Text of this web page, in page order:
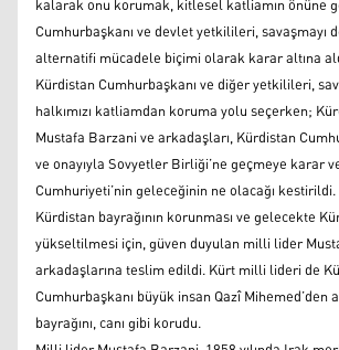
kalarak onu korumak, kitlesel katliamın önüne
Cumhurbaşkanı ve devlet yetkilileri, savaşmayı
alternatifi mücadele biçimi olarak karar altına
Kürdistan Cumhurbaşkanı ve diğer yetkilileri,
halkımızı katliamdan koruma yolu seçerken;
Mustafa Barzani ve arkadaşları, Kürdistan
ve onayıyla Sovyetler Birliği’ne geçmeye karar
Cumhuriyeti’nin geleceğinin ne olacağı
Kürdistan bayrağının korunması ve gelecekte
yükseltilmesi için, güven duyulan milli lider
arkadaşlarına teslim edildi. Kürt milli lideri de
Cumhurbaşkanı büyük insan Qazî Mihemed’den
bayrağını, canı gibi korudu.